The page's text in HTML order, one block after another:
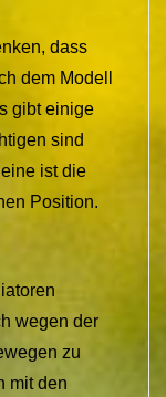
dass
dem Modell
gibt einige
sind
ist die
Position.
wegen der
zu
mit den